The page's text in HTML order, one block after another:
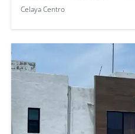
Celaya Centro